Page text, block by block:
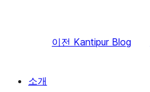
이전 Kantipur Blog
소개